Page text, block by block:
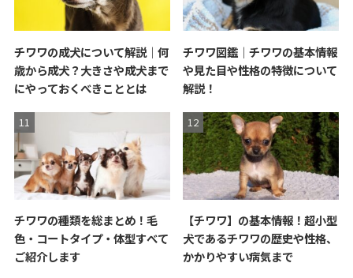
チワワの成犬について解説｜何
歳から成犬？大きさや成犬まで
にやっておくべきこととは
チワワ図鑑｜チワワの基本情報
や見た目や性格の特徴について
解説！
チワワの種類を総まとめ！毛
色・コートタイプ・体型すべて
ご紹介します
【チワワ】の基本情報！超小型
犬であるチワワの歴史や性格、
かかりやすい病気まで